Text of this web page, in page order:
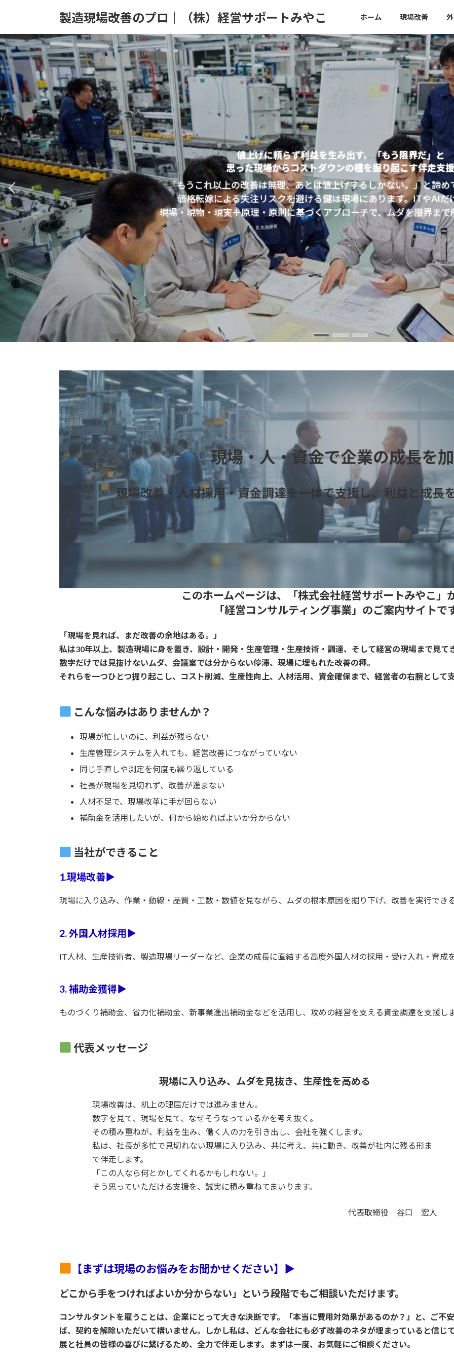
content
Navigation
製造現場改善のプロ｜（株）経営サポートみやこ ホーム 現場改善
値上げに頼らず利益を生み出す。「もう限界だ」と
思った現場からコストダウンの種を掘り起こす伴走支援
「もうこれ以上の改善は無理、あとは値上げするしかない。」と諦め
価格転嫁による失注リスクを避ける鍵は現場にあります。ITやAIだ
現場・現物・現実＋原理・原則に基づくアプローチで、ムダを限界まで
現場・人・資金で企業の成長を
現場改善・人材採用・資金調達を一体で支援し、利益と成長
このホームページは、「株式会社経営サポートみやこ」
「経営コンサルティング事業」のご案内サイトです
「現場を見れば、まだ改善の余地はある。」
私は30年以上、製造現場に身を置き、設計・開発・生産管理・生産技術・調達、そして経営の現場まで見て
数字だけでは見抜けないムダ、会議室では分からない停滞、現場に埋もれた改善の種。
それらを一つひとつ掘り起こし、コスト削減、生産性向上、人材活用、資金確保まで、経営者の右腕として支
こんな悩みはありませんか？
現場が忙しいのに、利益が残らない
生産管理システムを入れても、経営改善につながっていない
同じ手直しや測定を何度も繰り返している
社長が現場を見切れず、改善が進まない
人材不足で、現場改革に手が回らない
補助金を活用したいが、何から始めればよいか分からない
当社ができること
1.現場改善▶
現場に入り込み、作業・動線・品質・工数・数値を見ながら、ムダの根本原因を掘り下げ、改善を実行でき
2. 外国人材採用▶
IT人材、生産技術者、製造現場リーダーなど、企業の成長に直結する高度外国人材の採用・受け入れ・育成を
3. 補助金獲得▶
ものづくり補助金、省力化補助金、新事業進出補助金などを活用し、攻めの経営を支える資金調達を支援しま
代表メッセージ
現場に入り込み、ムダを見抜き、生産性を高める
現場改善は、机上の理屈だけでは進みません。
数字を見て、現場を見て、なぜそうなっているかを考え抜く。
その積み重ねが、利益を生み、働く人の力を引き出し、会社を強くします。
私は、社長が多忙で見切れない現場に入り込み、共に考え、共に動き、改善が社内に残る形ま
で伴走します。
「この人なら何とかしてくれるかもしれない。」
そう思っていただける支援を、誠実に積み重ねてまいります。
代表取締役 谷口 宏人
【まずは現場のお悩みをお聞かせください】 ▶
どこから手をつければよいか分からない」という段階でもご相談いただけます。
コンサルタントを雇うことは、企業にとって大きな決断です。「本当に費用対効果があるのか？」と、ご不
ば、契約を解除いただいて構いません。しかし私は、どんな会社にも必ず改善のネタが埋まっていると信じ
展と社員の皆様の喜びに繋げるため、全力で伴走します。まずは一度、お気軽にご相談ください。